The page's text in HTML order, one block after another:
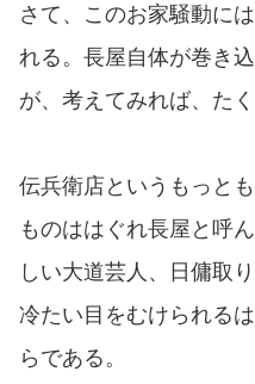
さて、このお家騒動に
れる。長屋自体が巻き
が、考えてみれば、た
伝兵衛店というもっと
ものははぐれ長屋と呼
しい大道芸人、日傭取
冷たい目をむけられる
らである。